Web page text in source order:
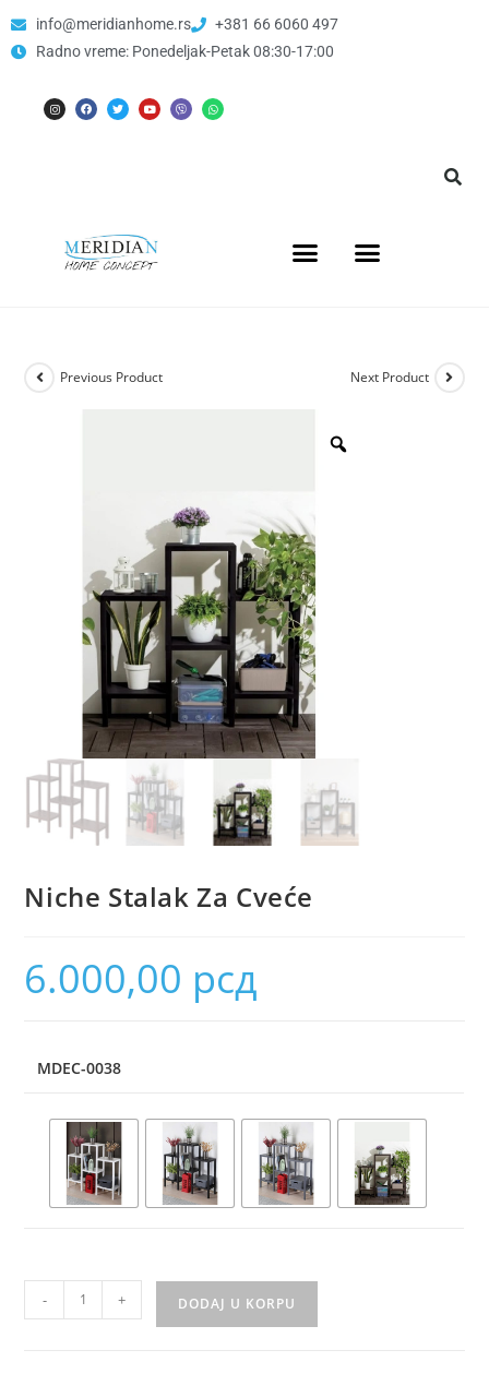
info@meridianhome.rs
+381 66 6060 497
Radno vreme: Ponedeljak-Petak 08:30-17:00
Previous Product Next Product
Niche Stalak Za Cveće
6.000,00 рсд
MDEC-0038
- + DODAJ U KORPU